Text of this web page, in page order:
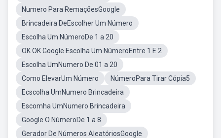
Numero Para RemaçõesGoogle
Brincadeira DeEscolher Um Número
Escolha Um NúmeroDe 1 a 20
OK OK Google Escolha Um NúmeroEntre 1 E 2
Escolha UmNumero De 01 a 20
Como ElevarUm Número
NúmeroPara Tirar Cópia5
Ecscolha UmNumero Brincadeira
Escomha UmNumero Brincadeira
Google O NúmeroDe 1 a 8
Gerador De Números AleatóriosGoogle